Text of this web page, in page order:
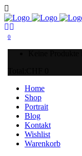
0
Home
Shop
Portrait
Blog
Kontakt
Wishlist
Warenkorb